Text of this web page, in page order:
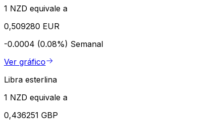
1 NZD equivale a
0,509280 EUR
-0.0004 (0.08%) Semanal
Ver gráfico
Libra esterlina
1 NZD equivale a
0,436251 GBP